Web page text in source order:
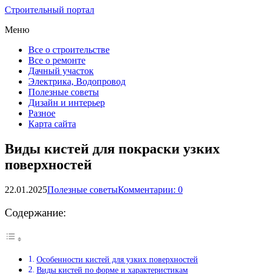
Строительный портал
Меню
Все о строительстве
Все о ремонте
Дачный участок
Электрика, Водопровод
Полезные советы
Дизайн и интерьер
Разное
Карта сайта
Виды кистей для покраски узких
поверхностей
22.01.2025Полезные советыКомментарии: 0
Содержание:
Особенности кистей для узких поверхностей
Виды кистей по форме и характеристикам